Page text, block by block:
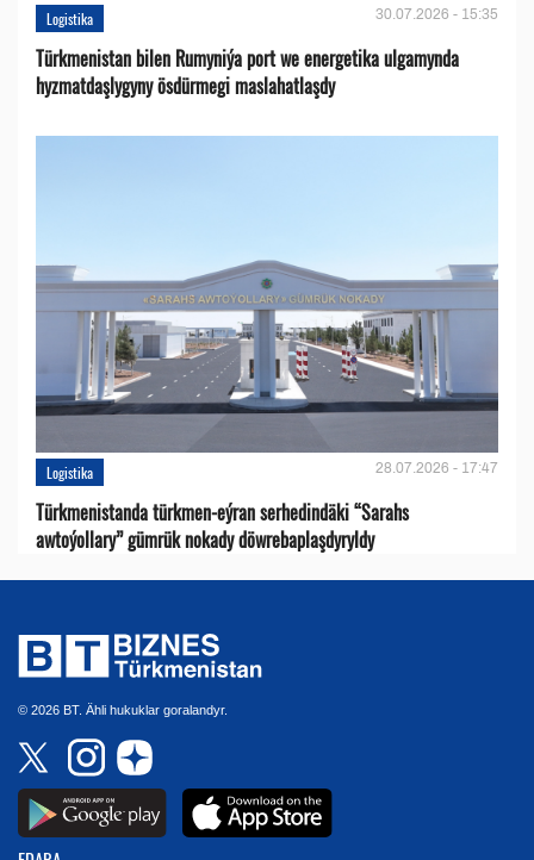
Logistika 30.07.2026 - 15:35
Türkmenistan bilen Rumyniýa port we energetika ulgamynda
hyzmatdaşlygyny ösdürmegi maslahatlaşdy
Logistika 28.07.2026 - 17:47
Türkmenistanda türkmen-eýran serhedindäki “Sarahs
awtoýollary” gümrük nokady döwrebaplaşdyryldy
© 2026 BT. Ähli hukuklar goralandyr.